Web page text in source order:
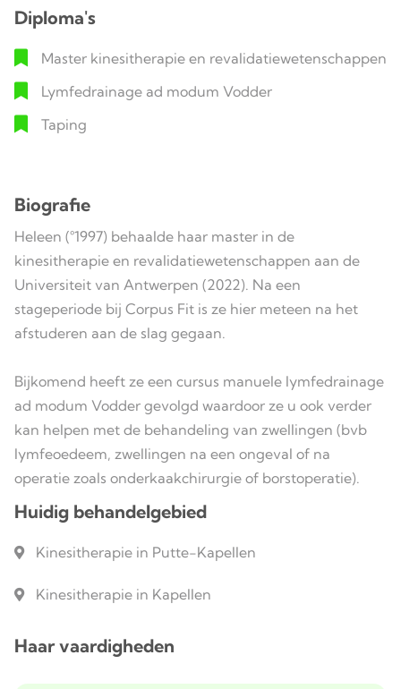
Diploma's
Master kinesitherapie en revalidatiewetenschappen
Lymfedrainage ad modum Vodder
Taping
Biografie
Heleen (°1997) behaalde haar master in de
kinesitherapie en revalidatiewetenschappen aan de
Universiteit van Antwerpen (2022). Na een
stageperiode bij Corpus Fit is ze hier meteen na het
afstuderen aan de slag gegaan.
Bijkomend heeft ze een cursus manuele lymfedrainage
ad modum Vodder gevolgd waardoor ze u ook verder
kan helpen met de behandeling van zwellingen (bvb
lymfeoedeem, zwellingen na een ongeval of na
operatie zoals onderkaakchirurgie of borstoperatie).
Huidig behandelgebied
Kinesitherapie in Putte-Kapellen
Kinesitherapie in Kapellen
Haar vaardigheden